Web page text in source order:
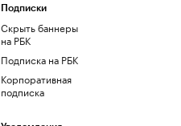
Подписки
Скрыть баннеры
на РБК
Подписка на РБК
Корпоративная
подписка